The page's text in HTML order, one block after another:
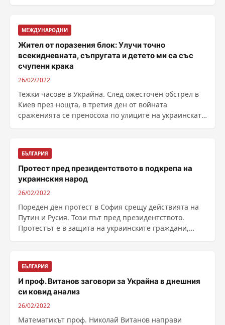
МЕЖДУНАРОДНИ
Жител от поразения блок: Улучи точно
всекидневната, cъпругата и детето ми са със
счупени крака
26/02/2022
Тежки часове в Украйна. След ожесточен обстрел в
Киев през нощта, в третия ден от войната
сраженията се преносоха по улиците на украинската
БЪЛГАРИЯ
Протест пред президентството в подкрепа на
украинския народ
26/02/2022
Пореден ден протест в София срещу действията на
Путин и Русия. Този път пред президентството.
Протестът е в защита на украинските граждани,
БЪЛГАРИЯ
И проф. Витанов заговори за Украйна в днешния
си ковид анализ
26/02/2022
Математикът проф. Николай Витанов направи